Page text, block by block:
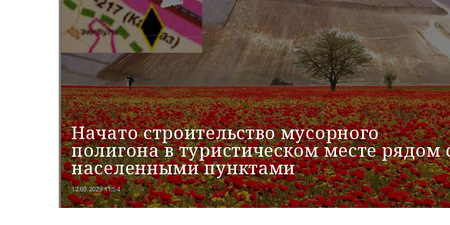
Начато строительство мусорного
полигона в туристическом месте рядом
населенными пунктами
12.03.2023 11:54